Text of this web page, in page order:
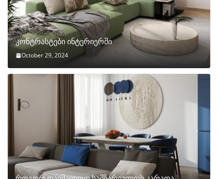
კონტრასტები ინტერიერში
October 29, 2024